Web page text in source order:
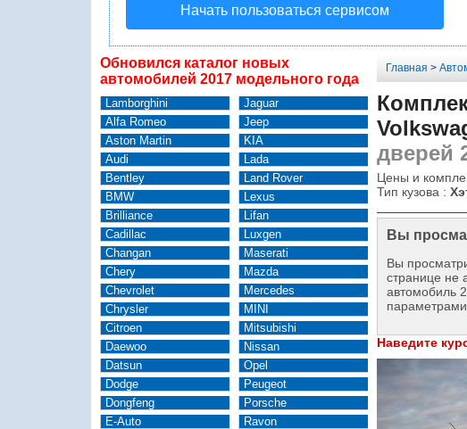
Начать пользоваться сервисом
Обновился каталог новых
автомобилей 2017 модельного года
Lamborghini
Alfa Romeo
Aston Martin
Audi
Bentley
BMW
Brilliance
Cadillac
Changan
Chery
Chevrolet
Chrysler
Citroen
Daewoo
Datsun
Dodge
Dongfeng
E-Auto
Jaguar
Jeep
KIA
Lada
Land Rover
Lexus
Lifan
Luxgen
Maserati
Mazda
Mercedes
MINI
Mitsubishi
Nissan
Opel
Peugeot
Porsche
Ravon
Главная >
дверей
Цены и
Тип кузова :
Вы
Вы
странице не
автомобиль
параметрами.
Наведите